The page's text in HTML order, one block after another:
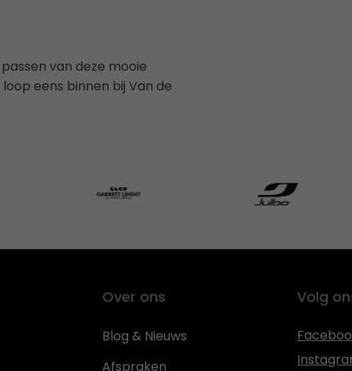
van deze mooie
eens binnen bij Van de
Over ons
Blog & Nieuws
Afspraken
Volg